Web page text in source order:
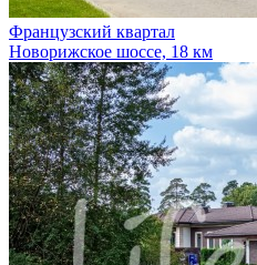
Французский квартал
Новорижское шоссе, 18 км